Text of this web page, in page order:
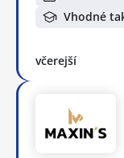
Vhodné
včerejší